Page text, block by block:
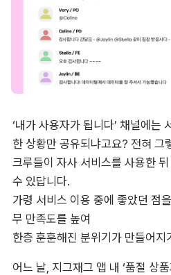
‘내가 사용자가 됩니다’ 채널에는
한 상황만 공유되냐고요? 전혀 그
크루들이 자사 서비스를 사용한
수 있답니다.
가령 서비스 이용 중에 좋았던 점
무 만족도를 높여
한층 훈훈해진 분위기가 만들어지
어느 날, 지그재그 앱 내 ‘품절 상